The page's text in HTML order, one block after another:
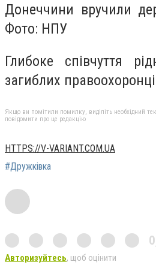
Донеччини вручили
Фото: НПУ
Глибоке співчуття
загиблих
Якщо ви помітили помилку, виділіть необхідний
повідомити про це редакцію
HTTPS://V-VARIANT.COM.UA
#Дружківка
Авторизуйтесь, щоб оцінити